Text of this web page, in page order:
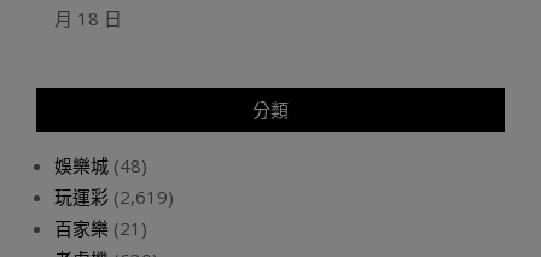
月 18 日
分類
娛樂城 (48)
玩運彩 (2,619)
百家樂 (21)